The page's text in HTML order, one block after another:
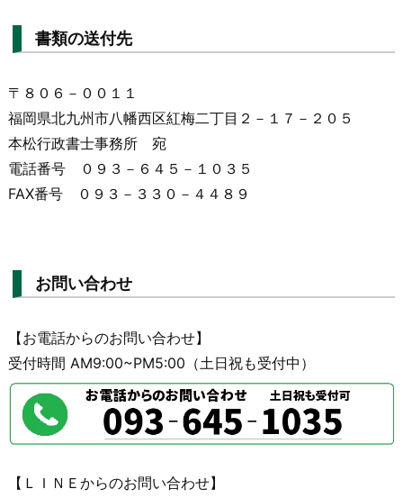
書類の送付先
〒８０６－００１１
福岡県北九州市八幡西区紅梅二丁目２－１７－２０５
本松行政書士事務所 宛
電話番号 ０９３－６４５－１０３５
FAX番号 ０９３－３３０－４４８９
お問い合わせ
【お電話からのお問い合わせ】
受付時間 AM9:00~PM5:00（土日祝も受付中）
【ＬＩＮＥからのお問い合わせ】